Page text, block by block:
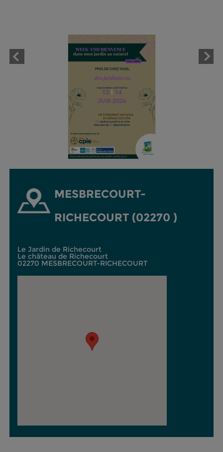
MESBRECOURT-
RICHECOURT (02270 )
Le Jardin de Richecourt
Le château de Richecourt
02270 MESBRECOURT-RICHECOURT